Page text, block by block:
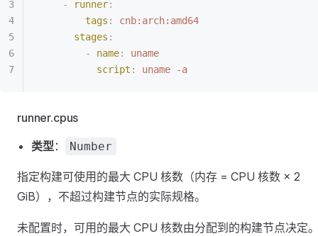
    -
runner:
        tags
:
cnb:arch:amd64
      stages
:
        -
name:
uname
          script
: uname -a
runner.cpus
类型： Number
指定构建可使用的最大 CPU 核数（内存 = CPU 核数 × 2
GiB），不超过构建节点的实际规格。
未配置时，可用的最大 CPU 核数由分配到的构建节点决定